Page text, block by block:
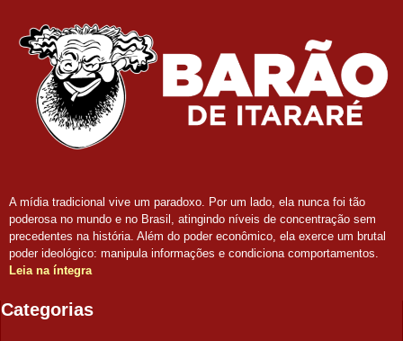
A mídia tradicional vive um paradoxo. Por um lado, ela nunca foi tão
poderosa no mundo e no Brasil, atingindo níveis de concentração sem
precedentes na história. Além do poder econômico, ela exerce um brutal
poder ideológico: manipula informações e condiciona comportamentos.
Leia na íntegra
Categorias